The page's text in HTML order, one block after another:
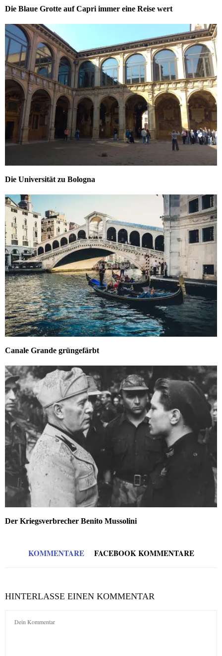
Die Blaue Grotte auf Capri immer eine Reise wert
Die Universität zu Bologna
Canale Grande grüngefärbt
Der Kriegsverbrecher Benito Mussolini
KOMMENTARE FACEBOOK KOMMENTARE
HINTERLASSE EINEN KOMMENTAR